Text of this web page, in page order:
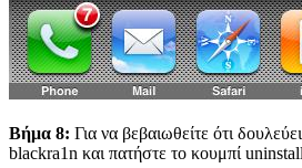
Βήμα 8: Για να βεβαιωθείτε ότι
blackra1n και πατήστε το κουμπί